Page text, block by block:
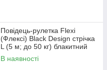
Повідець-рулетка Flexi
(Флексі) Black Design стрічка
L (5 м; до 50 кг) блакитний
В наявності